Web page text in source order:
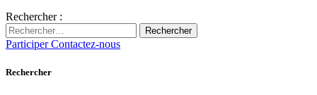
Rechercher :
Rechercher
ParticiperContactez-nous
Rechercher